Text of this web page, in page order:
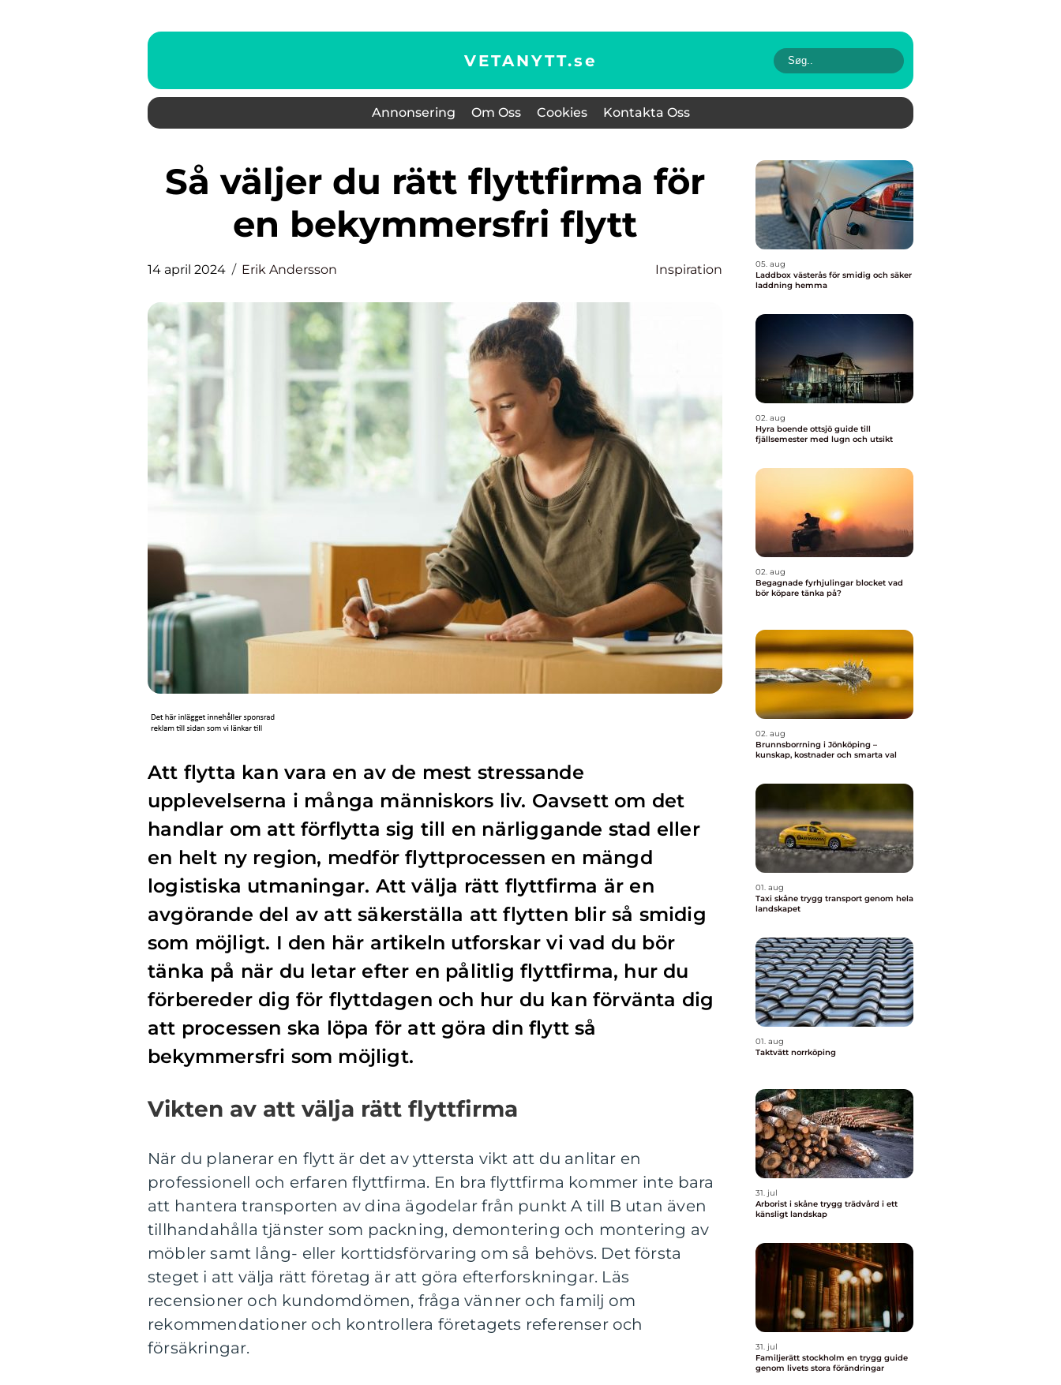
VETANYTT.se
Annonsering Om Oss Cookies Kontakta Oss
Så väljer du rätt flyttfirma för
en bekymmersfri flytt
14 april 2024 Erik Andersson Inspiration
Att flytta kan vara en av de mest stressande
upplevelserna i många människors liv. Oavsett om det
handlar om att förflytta sig till en närliggande stad eller
en helt ny region, medför flyttprocessen en mängd
logistiska utmaningar. Att välja rätt flyttfirma är en
avgörande del av att säkerställa att flytten blir så smidig
som möjligt. I den här artikeln utforskar vi vad du bör
tänka på när du letar efter en pålitlig flyttfirma, hur du
förbereder dig för flyttdagen och hur du kan förvänta dig
att processen ska löpa för att göra din flytt så
bekymmersfri som möjligt.
Vikten av att välja rätt flyttfirma
När du planerar en flytt är det av yttersta vikt att du anlitar en
professionell och erfaren flyttfirma. En bra flyttfirma kommer inte bara
att hantera transporten av dina ägodelar från punkt A till B utan även
tillhandahålla tjänster som packning, demontering och montering av
möbler samt lång- eller korttidsförvaring om så behövs. Det första
steget i att välja rätt företag är att göra efterforskningar. Läs
recensioner och kundomdömen, fråga vänner och familj om
rekommendationer och kontrollera företagets referenser och
försäkringar.
05. aug
Laddbox västerås för smidig och säker
laddning hemma
02. aug
Hyra boende ottsjö guide till
fjällsemester med lugn och utsikt
02. aug
Begagnade fyrhjulingar blocket vad
bör köpare tänka på?
02. aug
Brunnsborrning i Jönköping –
kunskap, kostnader och smarta val
01. aug
Taxi skåne trygg transport genom hela
landskapet
01. aug
Taktvätt norrköping
31. jul
Arborist i skåne trygg trädvård i ett
känsligt landskap
31. jul
Familjerätt stockholm en trygg guide
genom livets stora förändringar